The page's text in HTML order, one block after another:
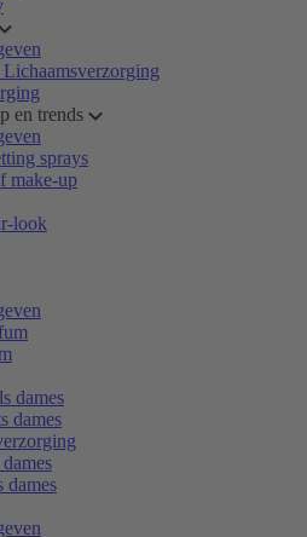
en trends
sprays
make-up
look
dames
dames
dames